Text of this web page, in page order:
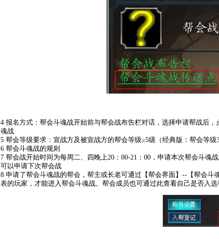
4 报名方式：帮会斗魂战开始前与帮会战布告栏对话，选择申请帮战后
魂战
5 帮会等级要求：宣战方及被宣战方的帮会等级≥5级（经典版：帮会等级3
6 帮会斗魂战的规则
7 帮会战开始时间为每周二、四晚上20：00-21：00，申请本次帮会斗魂
可以申请下次帮会战
8 申请了帮会斗魂战的帮会，帮主或长老可通过【帮会界面】--【帮会
表的玩家，才能进入帮会斗魂战。帮会成员也可通过此查看自己是否入